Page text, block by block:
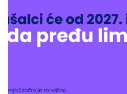
Šta je
utiče na